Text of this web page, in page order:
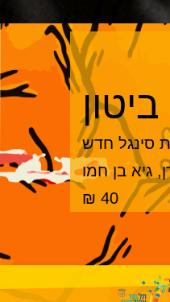
סינגל חדש
גיא בן חמו
40 ₪